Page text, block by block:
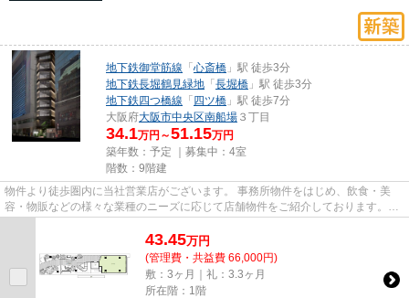
地下鉄御堂筋線 「心斎橋 」駅 徒歩3分
地下鉄長堀鶴見緑地 「長堀橋 」駅 徒歩3分
地下鉄四つ橋線 「四ツ橋 」駅 徒歩7分
大阪府大阪市中央区南船場 ３丁目
34.1万円～51.15万円
築年数：予定 ｜募集中： 4室
階数：9階建
物件より徒歩圏内に当社営業店がございます。 事務所物件をはじめ、飲食・美
容・物販などの様々な業種のニーズに応じて店舗物件をご紹介しております。
尚、弊社ではおとり広告は一切...
43.45万円
(管理費・共益費 66,000円)
敷：3ヶ月｜礼：3.3ヶ月
所在階：1階